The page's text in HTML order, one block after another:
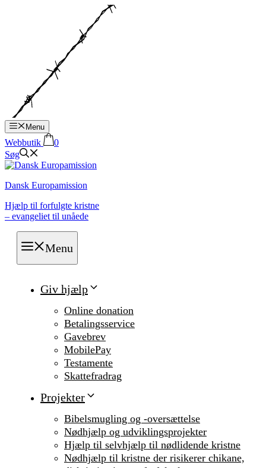
Menu
Webbutik
0
Søg
Dansk Europamission
Hjælp til forfulgte kristne
– evangeliet til unåede
Menu
Giv hjælp
Online donation
Betalingsservice
Gavebrev
MobilePay
Testamente
Skattefradrag
Projekter
Bibelsmugling og -oversættelse
Nødhjælp og udviklingsprojekter
Hjælp til selvhjælp til nødlidende kristne
Nødhjælp til kristne der risikerer chikane,